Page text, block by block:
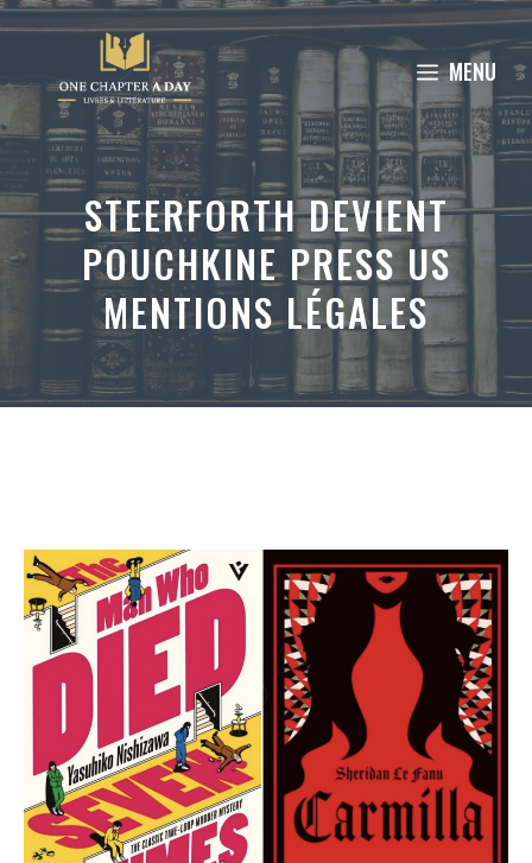
Aller
contenu
MENU
STEERFORTH DEVIENT
POUCHKINE PRESS US
MENTIONS LÉGALES